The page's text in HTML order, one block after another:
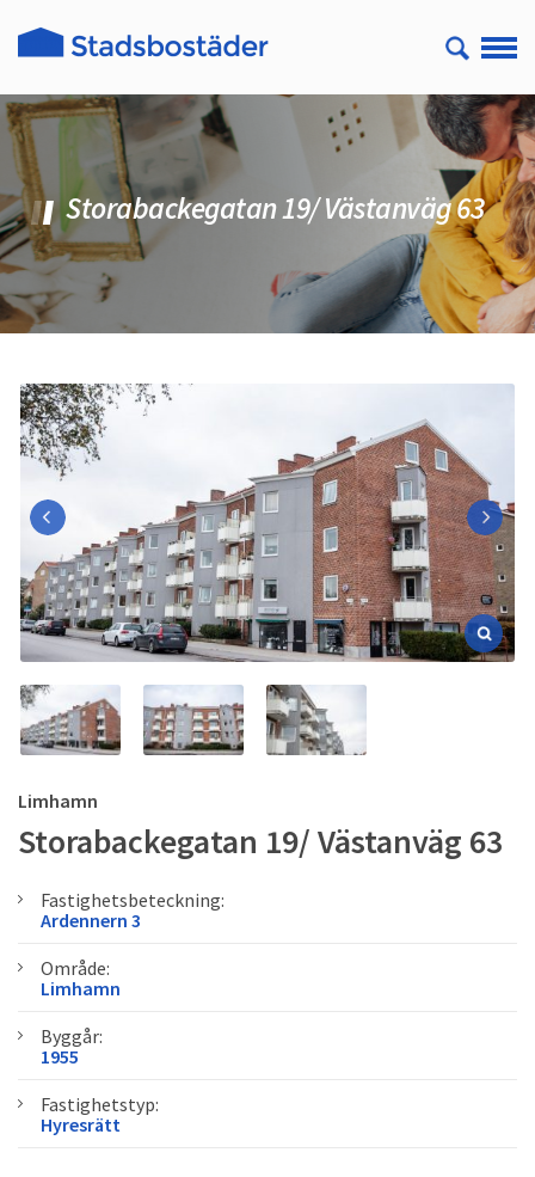
Storabackegatan 19/ Västanväg 63
Limhamn
Storabackegatan 19/ Västanväg 63
Fastighetsbeteckning:
Ardennern 3
Område:
Limhamn
Byggår:
1955
Fastighetstyp:
Hyresrätt